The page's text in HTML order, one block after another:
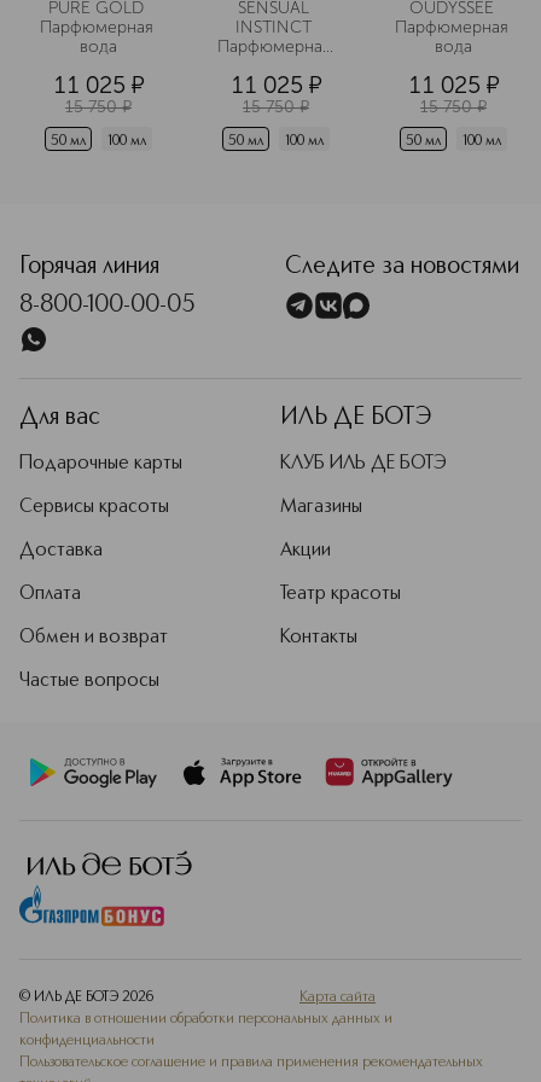
PURE GOLD
Парфюмерная
вода
11 025 ¤
15 750 ¤
50 мл 100 мл
SENSUAL
INSTINCT
Парфюмерная
11 025 ¤
15 750 ¤
50 мл 100 мл
OUDYSSEE
Парфюмерная
вода
11 025 ¤
15 750 ¤
50 мл 100 мл
Горячая линия
8-800-100-00-05
Следите за новостями
Для вас
Подарочные карты
Сервисы красоты
Доставка
Оплата
Обмен и возврат
Частые вопросы
ИЛЬ ДЕ БОТЭ
КЛУБ ИЛЬ ДЕ БОТЭ
Магазины
Акции
Театр красоты
Контакты
© ИЛЬ ДЕ БОТЭ 2026
Карта сайта
Политика в отношении обработки персональных данных и
конфиденциальности
Пользовательское соглашение и правила применения рекомендательных